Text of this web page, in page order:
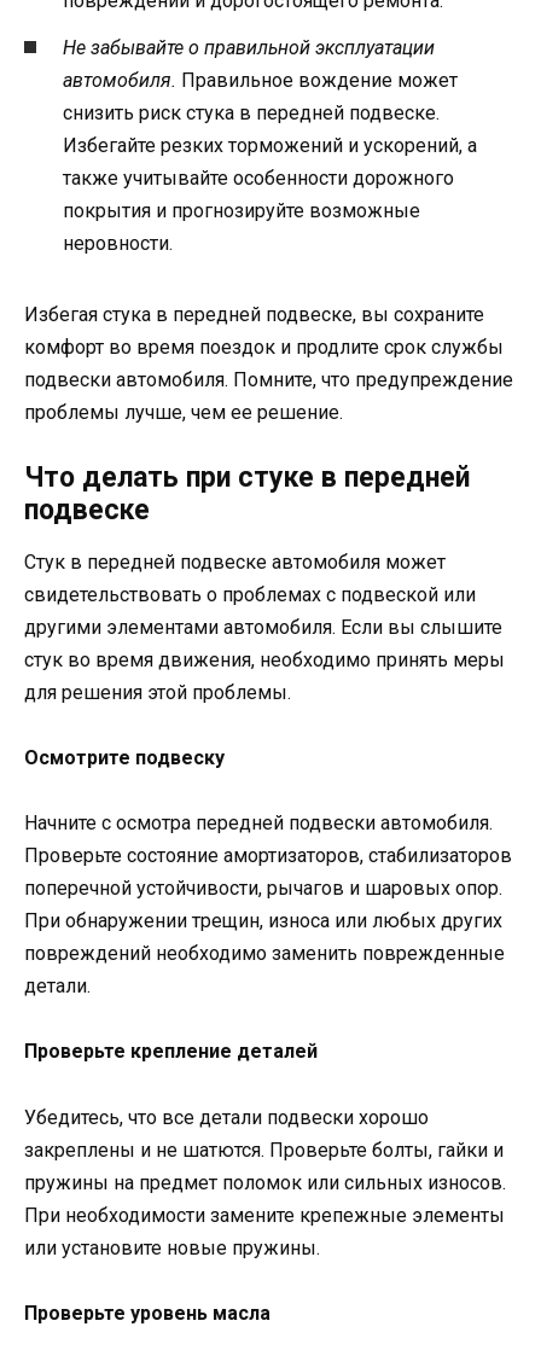
Не забывайте о правильной эксплуатации
автомобиля. Правильное вождение может
снизить риск стука в передней подвеске.
Избегайте резких торможений и ускорений, а
также учитывайте особенности дорожного
покрытия и прогнозируйте возможные
неровности.
Избегая стука в передней подвеске, вы сохраните
комфорт во время поездок и продлите срок службы
подвески автомобиля. Помните, что предупреждение
проблемы лучше, чем ее решение.
Что делать при стуке в передней
подвеске
Стук в передней подвеске автомобиля может
свидетельствовать о проблемах с подвеской или
другими элементами автомобиля. Если вы слышите
стук во время движения, необходимо принять меры
для решения этой проблемы.
Осмотрите подвеску
Начните с осмотра передней подвески автомобиля.
Проверьте состояние амортизаторов, стабилизаторов
поперечной устойчивости, рычагов и шаровых опор.
При обнаружении трещин, износа или любых других
повреждений необходимо заменить поврежденные
детали.
Проверьте крепление деталей
Убедитесь, что все детали подвески хорошо
закреплены и не шатются. Проверьте болты, гайки и
пружины на предмет поломок или сильных износов.
При необходимости замените крепежные элементы
или установите новые пружины.
Проверьте уровень масла